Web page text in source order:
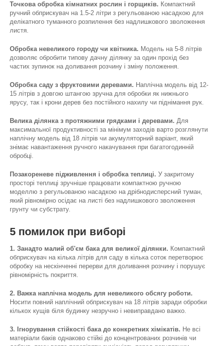
Точкова обробка кімнатних рослин і горщиків. Компактний
ручний обприскувач на 1.5-2 літри з регульованою насадкою для
делікатного туманного розпилення без надлишкового зволоження
листя.
Обробка невеликого городу чи квітника. Модель на 5-8 літрів
дозволяє обробити типову дачну ділянку за один прохід без
частих зупинок на доливання розчину і зміну положення.
Обробка саду з фруктовими деревами. Наплічна модель від 12-
15 літрів з довгою штангою зручна для обробки як нижнього
ярусу, так і крони дерев без постійного нахилу чи піднімання рук.
Велика ділянка з протяжними грядками і деревами. Для
максимальної продуктивності за мінімум заходів варто розглянути
наплічну модель від 18 літрів чи акумуляторний варіант, який
знімає навантаження ручного накачування при багатогодинній
обробці.
Позакореневе підживлення і обробка теплиці. У закритому
просторі теплиці зручніше працювати компактною ручною
моделлю з регульованою насадкою на дрібнодисперсний туман,
який рівномірно осідає на листі без надлишкового зволоження
грунту чи субстрату.
5 помилок при виборі
1. Занадто малий об'єм бака для великої ділянки. Компактний
обприскувач на кілька літрів для саду в кілька соток перетворює
обробку на нескінченні перерви для доливання розчину і порушує
рівномірність покриття.
2. Важка наплічна модель для невеликого обсягу роботи.
Носити повний наплічний обприскувач на 18 літрів заради обробки
кількох кущів біля будинку незручно і невиправдано важко.
3. Ігнорування стійкості бака до конкретних хімікатів. Не всі
матеріали баків однаково стійкі до концентрованих розчинів чи